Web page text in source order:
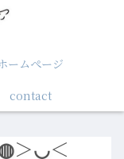
ームぺージ
contact
＞◡＜